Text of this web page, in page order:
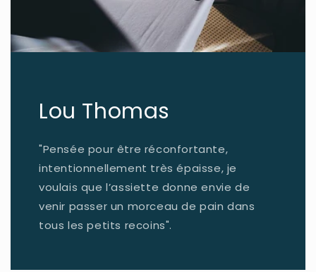
Lou Thomas
"Pensée pour être réconfortante,
intentionnellement très épaisse, je
voulais que l’assiette donne envie de
venir passer un morceau de pain dans
tous les petits recoins".